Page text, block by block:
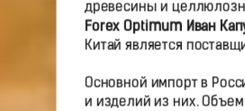
древесины и
Forex Optimum Иван
Китай является
Основной импорт в
и изделий из них. Объем